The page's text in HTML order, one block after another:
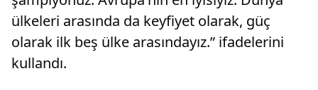
ülkeleri arasında da keyfiyet olarak, güç
olarak ilk beş ülke arasındayız.” ifadelerini
kullandı.